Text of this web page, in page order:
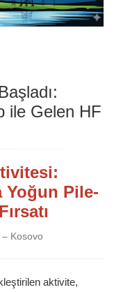
ile Gelen HF
Yoğun Pile-
Kosovo
aktivite,